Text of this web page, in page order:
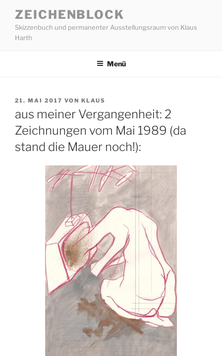
Inhalt
springen
ZEICHENBLOCK
Skizzenbuch und permanenter Ausstellungsraum von Klaus
Harth
Menü
VERÖFFENTLICHT
21. MAI 2017 VON KLAUS
aus meiner Vergangenheit: 2
Zeichnungen vom Mai 1989 (da
stand die Mauer noch!):